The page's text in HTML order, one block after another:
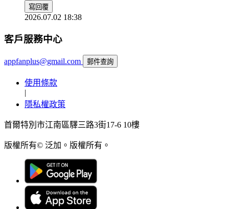
寫回覆
2026.07.02 18:38
客戶服務中心
appfanplus@gmail.com 郵件查詢
使用條款
|
隱私權政策
首爾特別市江南區驛三路3街17-6 10樓
版權所有© 泛加。版權所有。